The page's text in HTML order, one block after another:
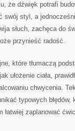
że dźwięk potrafi
swój styl, a
słuch, zachęca do
przynieść radość.
które tłumaczą
ułożenie ciała,
chwycenia.
typowych błędów,
zaplanować